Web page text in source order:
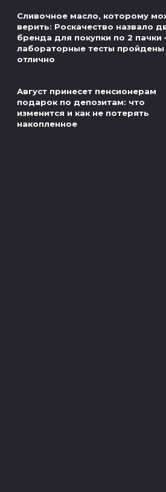
Сливочное масло, которому
верить: Роскачество назвало
бренда для покупки по 2 пачки
лабораторные тесты пройдены
отлично
Август принесет пенсионерам
подарок по депозитам: что
изменится и как не потерять
накопленное